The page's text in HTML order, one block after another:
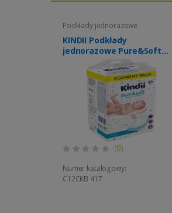
Podkłady jednorazowe
KINDII Podkłady
jednorazowe Pure&Soft
30szt (60x40cm) (k=5)
(0)
Numer katalogowy:
C12CKB 417